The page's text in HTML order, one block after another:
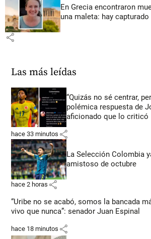
En Grecia encontraron
una maleta: hay capturado
share
Las más leídas
“Quizás no sé centrar,
polémica respuesta de
aficionado que lo criticó
hace 33 minutos share
La Selección Colombia
amistoso de octubre
hace 2 horas share
“Uribe no se acabó, somos la bancada
vivo que nunca”: senador Juan Espinal
hace 18 minutos share